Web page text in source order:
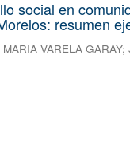
social en
resumen
MARIA VARELA GARAY;